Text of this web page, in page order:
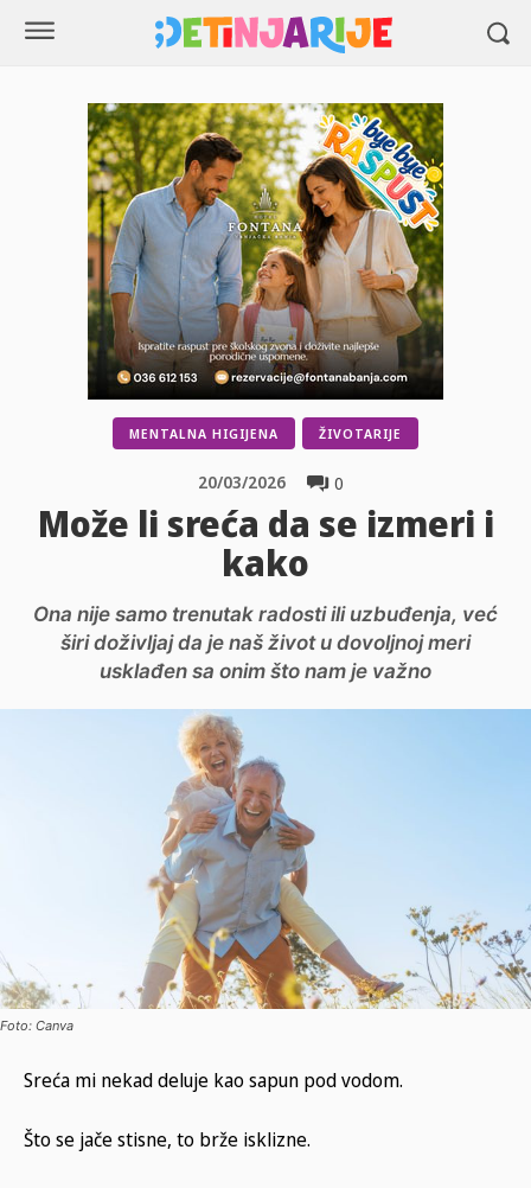
MENTALNA HIGIJENA ŽIVOTARIJE
0
20/03/2026
Može li sreća da se izmeri i
kako
Ona nije samo trenutak radosti ili uzbuđenja, već
širi doživljaj da je naš život u dovoljnoj meri
usklađen sa onim što nam je važno
Foto: Canva
Sreća mi nekad deluje kao sapun pod vodom.
Što se jače stisne, to brže isklizne.